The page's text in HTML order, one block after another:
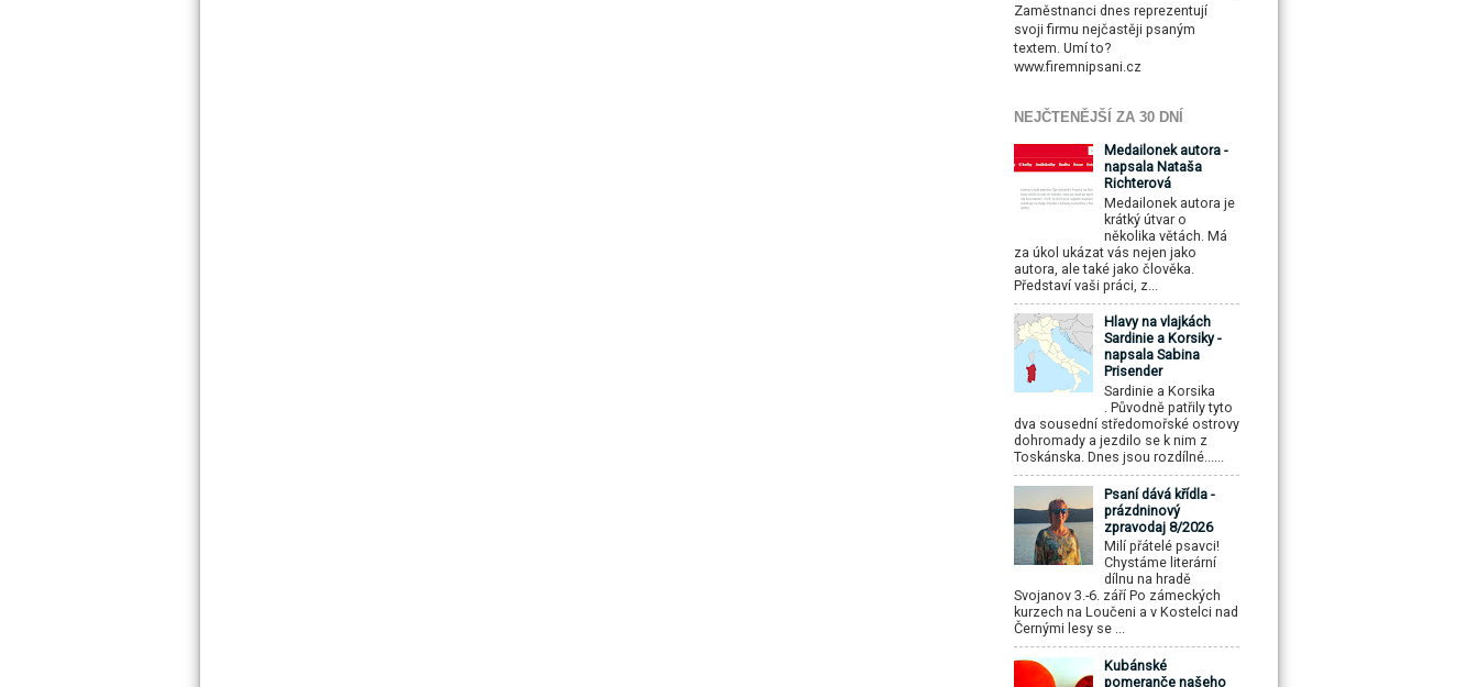
Zaměstnanci dnes reprezentují
svoji firmu nejčastěji psaným
textem. Umí to?
www.firemnipsani.cz
NEJČTENĚJŠÍ ZA 30 DNÍ
Medailonek autora -
napsala Nataša
Richterová
Medailonek autora je
krátký útvar o
několika větách. Má
za úkol ukázat vás nejen jako
autora, ale také jako člověka.
Představí vaši práci, z...
Hlavy na vlajkách
Sardinie a Korsiky -
napsala Sabina
Prisender
Sardinie a Korsika
. Původně patřily tyto
dva sousední středomořské ostrovy
dohromady a jezdilo se k nim z
Toskánska. Dnes jsou rozdílné......
Psaní dává křídla -
prázdninový
zpravodaj 8/2026
Milí přátelé psavci!
Chystáme literární
dílnu na hradě
Svojanov 3.-6. září Po zámeckých
kurzech na Loučeni a v Kostelci nad
Černými lesy se ...
Kubánské
pomeranče našeho